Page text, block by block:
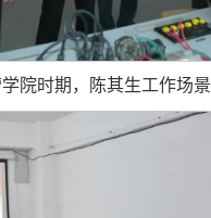
院时期，陈其生工作场景